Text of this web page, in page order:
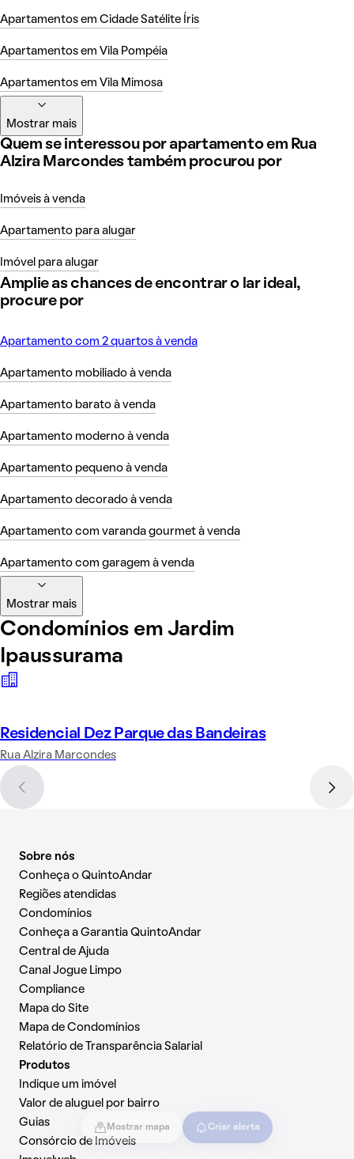
Mostrar mapa Criar alerta
Apartamentos em Cidade Satélite Íris
Apartamentos em Vila Pompéia
Apartamentos em Vila Mimosa
Mostrar mais
Quem se interessou por apartamento em Rua
Alzira Marcondes também procurou por
Imóveis à venda
Apartamento para alugar
Imóvel para alugar
Amplie as chances de encontrar o lar ideal,
procure por
Apartamento com 2 quartos à venda
Apartamento mobiliado à venda
Apartamento barato à venda
Apartamento moderno à venda
Apartamento pequeno à venda
Apartamento decorado à venda
Apartamento com varanda gourmet à venda
Apartamento com garagem à venda
Mostrar mais
Condomínios em Jardim
Ipaussurama
Residencial Dez Parque das Bandeiras
Rua Alzira Marcondes
Sobre nós
Conheça o QuintoAndar
Regiões atendidas
Condomínios
Conheça a Garantia QuintoAndar
Central de Ajuda
Canal Jogue Limpo
Compliance
Mapa do Site
Mapa de Condomínios
Relatório de Transparência Salarial
Produtos
Indique um imóvel
Valor de aluguel por bairro
Guias
Consórcio de Imóveis